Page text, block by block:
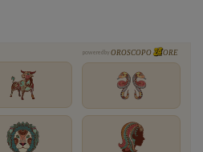
powered by OROSCOPO ORE